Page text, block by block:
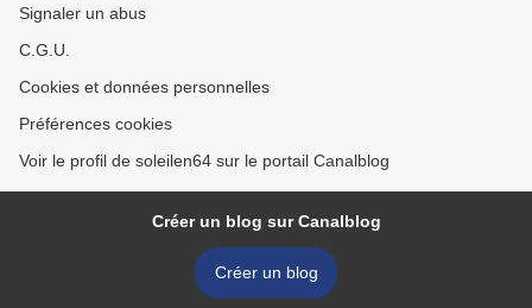
Signaler un abus
C.G.U.
Cookies et données personnelles
Préférences cookies
Voir le profil de soleilen64 sur le portail Canalblog
Créer un blog sur Canalblog
Créer un blog